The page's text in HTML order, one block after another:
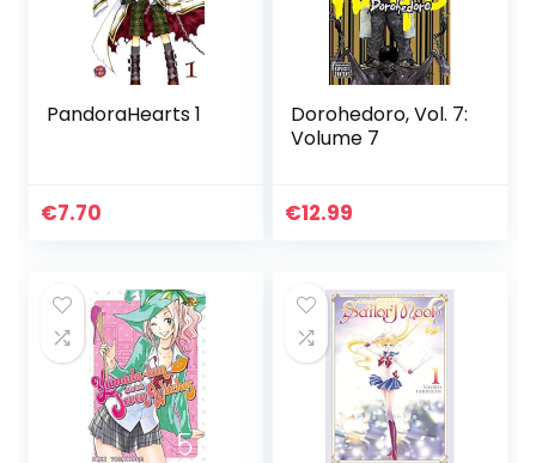
PandoraHearts 1
€7.70
Dorohedoro, Vol. 7:
Volume 7
€12.99